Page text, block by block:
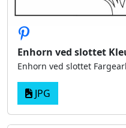
Enhorn ved slottet
Enhorn ved slottet
JPG